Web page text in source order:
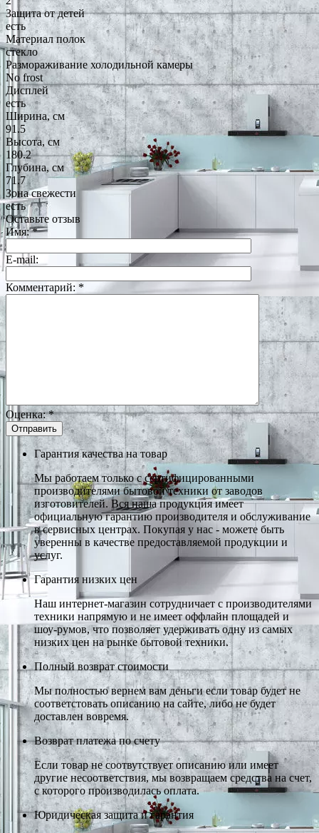
Защита от детей
есть
Материал полок
стекло
Размораживание холодильной камеры
No frost
Дисплей
есть
Ширина, см
91.5
Высота, см
180.2
Глубина, см
71.7
Зона свежести
есть
Оставьте отзыв
Имя:*
E-mail:
Комментарий: *
Оценка:*
Гарантия качества на товар
Мы работаем только с сертифицированными
производителями бытовой техники от заводов
изготовителей. Вся наша продукция имеет
официальную гарантию производителя и обслуживание
в сервисных центрах. Покупая у нас - можете быть
уверенны в качестве предоставляемой продукции и
услуг.
Гарантия низких цен
Наш интернет-магазин сотрудничает с производителями
техники напрямую и не имеет оффлайн площадей и
шоу-румов, что позволяет удерживать одну из самых
низких цен на рынке бытовой техники.
Полный возврат стоимости
Мы полностью вернем вам деньги если товар будет не
соответстовать описанию на сайте, либо не будет
доставлен вовремя.
Возврат платежа по счету
Если товар не соотвутствует описанию или имеет
другие несоответствия, мы возвращаем средства на счет,
с которого производилась оплата.
Юридическая защита и гарантия